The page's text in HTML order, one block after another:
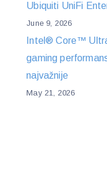
Ubiquiti UniFi
June 9, 2026
Intel® Core™
gaming
najvažnije
May 21, 2026